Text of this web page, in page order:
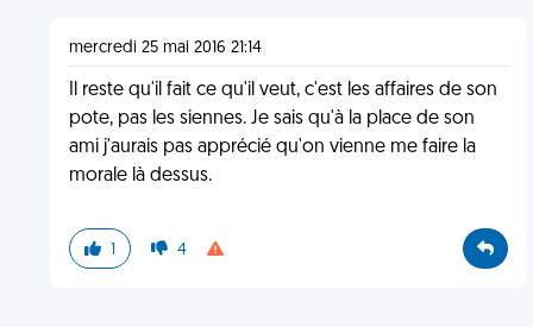
mercredi 25 mai 2016 21:14
Il reste qu'il fait ce qu'il veut, c'est les affaires de son
pote, pas les siennes. Je sais qu'à la place de son
ami j'aurais pas apprécié qu'on vienne me faire la
morale là dessus.
1 4